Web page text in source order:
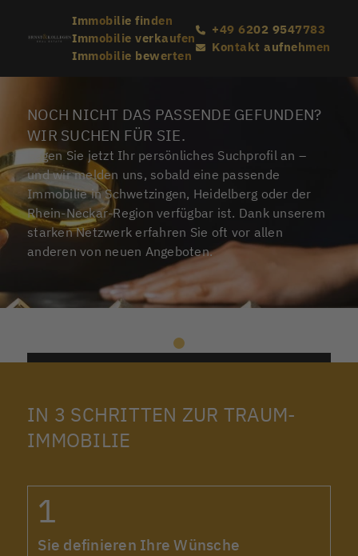
Immobilie finden
Immobilie verkaufen
Immobilie bewerten
+49 6202 9547783
Kontakt aufnehmen
NOCH NICHT DAS PASSENDE GEFUNDEN?
WIR SUCHEN FÜR SIE.
Legen Sie jetzt Ihr persönliches Suchprofil an –
und wir melden uns, sobald eine passende
Immobilie in Schwetzingen, Heidelberg oder der
Rhein-Neckar-Region verfügbar ist. Dank unserem
starken Netzwerk erfahren Sie oft vor allen
anderen von neuen Angeboten.
BENACHRICHTIGT WERDEN
Nehmen Sie sich einen Moment Zeit, um
das Formular auszufüllen. Dies hilft uns,
anzubieten.
Angaben zur Wunschimmobilie
IN 3 SCHRITTEN ZUR TRAUM-
IMMOBILIE
Sie definieren Ihre Wünsche